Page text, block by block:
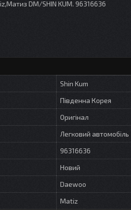
DM/SHIN KUM. 96316636
Shin Kum
Південна Корея
Оригінал
Легковий автомобіль
96316636
Новий
Daewoo
Matiz